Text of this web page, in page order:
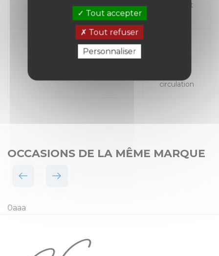
Kilométrage Carburant
circulation
OCCASIONS DE LA MÊME MARQUE
0aaa
Tout accepter
Tout refuser
Personnaliser